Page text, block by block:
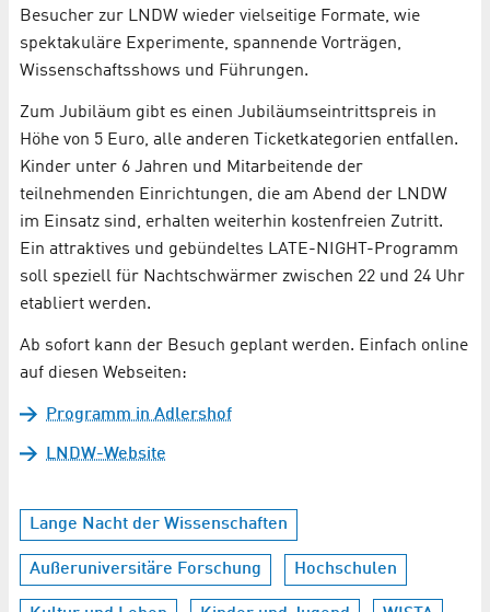
Besucher zur LNDW wieder vielseitige Formate, wie
spektakuläre Experimente, spannende Vorträgen,
Wissenschaftsshows und Führungen.
Zum Jubiläum gibt es einen Jubiläumseintrittspreis in
Höhe von 5 Euro, alle anderen Ticketkategorien entfallen.
Kinder unter 6 Jahren und Mitarbeitende der
teilnehmenden Einrichtungen, die am Abend der LNDW
im Einsatz sind, erhalten weiterhin kostenfreien Zutritt.
Ein attraktives und gebündeltes LATE-NIGHT-Programm
soll speziell für Nachtschwärmer zwischen 22 und 24 Uhr
etabliert werden.
Ab sofort kann der Besuch geplant werden. Einfach online
auf diesen Webseiten:
Programm in Adlershof
LNDW-Website
Lange Nacht der Wissenschaften
Außeruniversitäre Forschung Hochschulen